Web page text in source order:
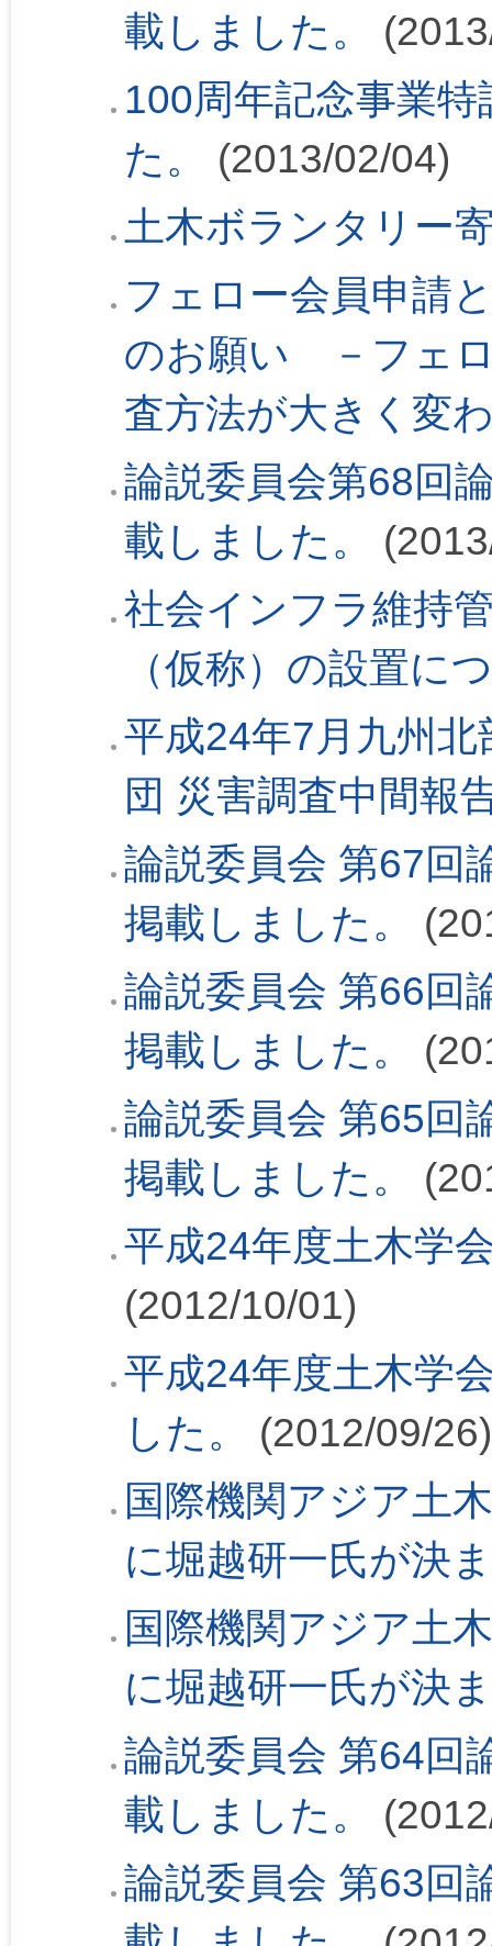
載しました。
100周年記念事業
た。
(2013/02/04)
土木ボランタリー
フェロー会員申請
のお願い －フェ
査方法が大きく変
論説委員会第68回
載しました。
社会インフラ維持
（仮称）の設置に
平成24年7月九州
団 災害調査中間報
論説委員会 第67回
掲載しました。
論説委員会 第66回
掲載しました。
論説委員会 第65回
掲載しました。
平成24年度土木学
(2012/10/01)
平成24年度土木学
した。
(2012/09/26)
国際機関アジア土
に堀越研一氏が決
国際機関アジア土
に堀越研一氏が決
論説委員会 第64回
載しました。
論説委員会 第63回